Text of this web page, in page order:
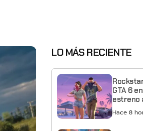
LO MÁS RECIENTE
GTA 6
estreno
Netflix
Hace 8